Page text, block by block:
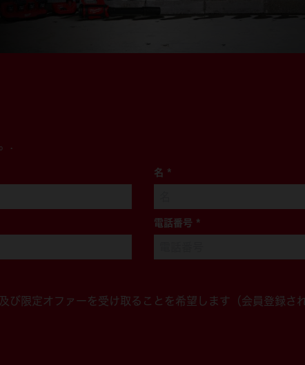
.
名 *
電話番号 *
び限定オファーを受け取ることを希望します（会員登録さ